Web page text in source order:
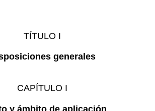
TÍTULO I
generales
CAPÍTULO I
y ámbito de aplicación